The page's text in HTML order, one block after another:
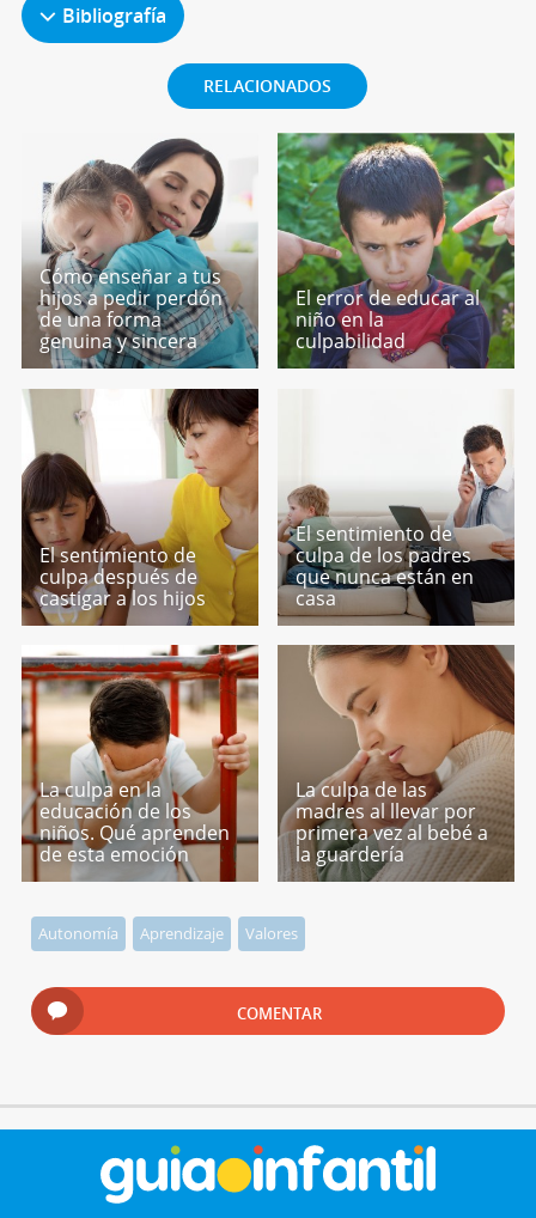
Bibliografía
RELACIONADOS
Cómo enseñar a tus
hijos a pedir perdón
de una forma
genuina y sincera
El error de educar al
niño en la
culpabilidad
El sentimiento de
culpa después de
castigar a los hijos
El sentimiento de
culpa de los padres
que nunca están en
casa
La culpa en la
educación de los
niños. Qué aprenden
de esta emoción
La culpa de las
madres al llevar por
primera vez al bebé a
la guardería
Autonomía Aprendizaje Valores
COMENTAR